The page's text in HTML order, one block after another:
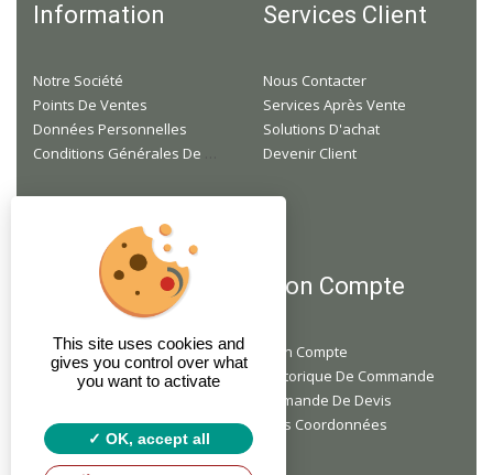
Information
Notre Société
Points De Ventes
Données Personnelles
Services Client
Nous Contacter
Services Après Vente
Solutions D'achat
Devenir Client
Je Suis Professionnel, Mais Je N'ai Pas Encore De Compte, Comment Faire ?
Je Ne Suis Pas Un Professionnel, Puis-Je Acheter Du Matériel Chez Vous ?
Mon Compte
Mon Compte
Historique De Commande
Demande De Devis
Mes Coordonnées
This site uses cookies and
gives you control over what
you want to activate
OK, accept all